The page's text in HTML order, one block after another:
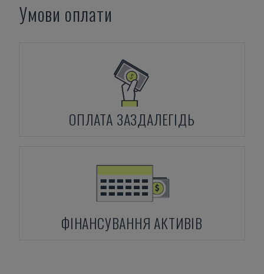
Умови оплати
ОПЛАТА ЗАЗДАЛЕГІДЬ
ФІНАНСУВАННЯ АКТИВІВ